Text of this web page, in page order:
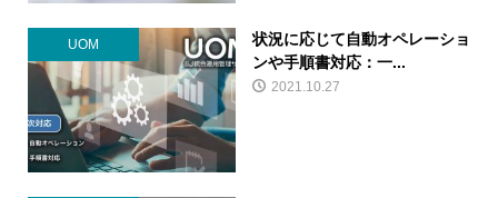
UOM
状況に応じて自動オペレーショ
ンや手順書対応：一...
2021.10.27